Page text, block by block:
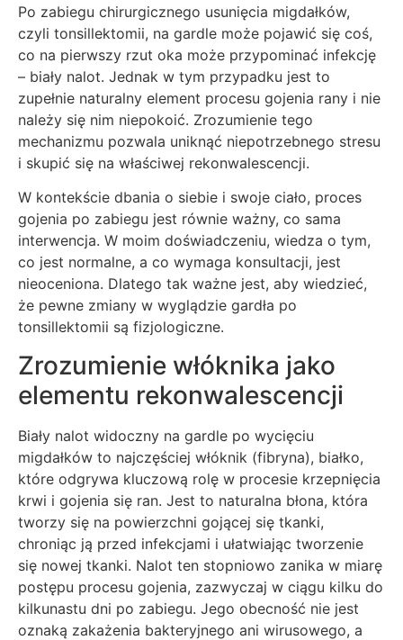
Po zabiegu chirurgicznego usunięcia migdałków,
czyli tonsillektomii, na gardle może pojawić się coś,
co na pierwszy rzut oka może przypominać infekcję
– biały nalot. Jednak w tym przypadku jest to
zupełnie naturalny element procesu gojenia rany i nie
należy się nim niepokoić. Zrozumienie tego
mechanizmu pozwala uniknąć niepotrzebnego stresu
i skupić się na właściwej rekonwalescencji.
W kontekście dbania o siebie i swoje ciało, proces
gojenia po zabiegu jest równie ważny, co sama
interwencja. W moim doświadczeniu, wiedza o tym,
co jest normalne, a co wymaga konsultacji, jest
nieoceniona. Dlatego tak ważne jest, aby wiedzieć,
że pewne zmiany w wyglądzie gardła po
tonsillektomii są fizjologiczne.
Zrozumienie włóknika jako
elementu rekonwalescencji
Biały nalot widoczny na gardle po wycięciu
migdałków to najczęściej włóknik (fibryna), białko,
które odgrywa kluczową rolę w procesie krzepnięcia
krwi i gojenia się ran. Jest to naturalna błona, która
tworzy się na powierzchni gojącej się tkanki,
chroniąc ją przed infekcjami i ułatwiając tworzenie
się nowej tkanki. Nalot ten stopniowo zanika w miarę
postępu procesu gojenia, zazwyczaj w ciągu kilku do
kilkunastu dni po zabiegu. Jego obecność nie jest
oznaką zakażenia bakteryjnego ani wirusowego, a